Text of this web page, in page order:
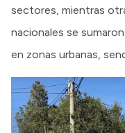
sectores, mientras
nacionales se
en zonas urbanas,